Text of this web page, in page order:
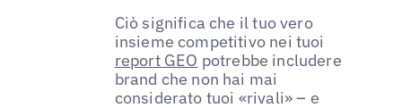
Ciò significa che il tuo vero
insieme competitivo nei tuoi
report GEO potrebbe includere
brand che non hai mai
considerato tuoi «rivali» – e